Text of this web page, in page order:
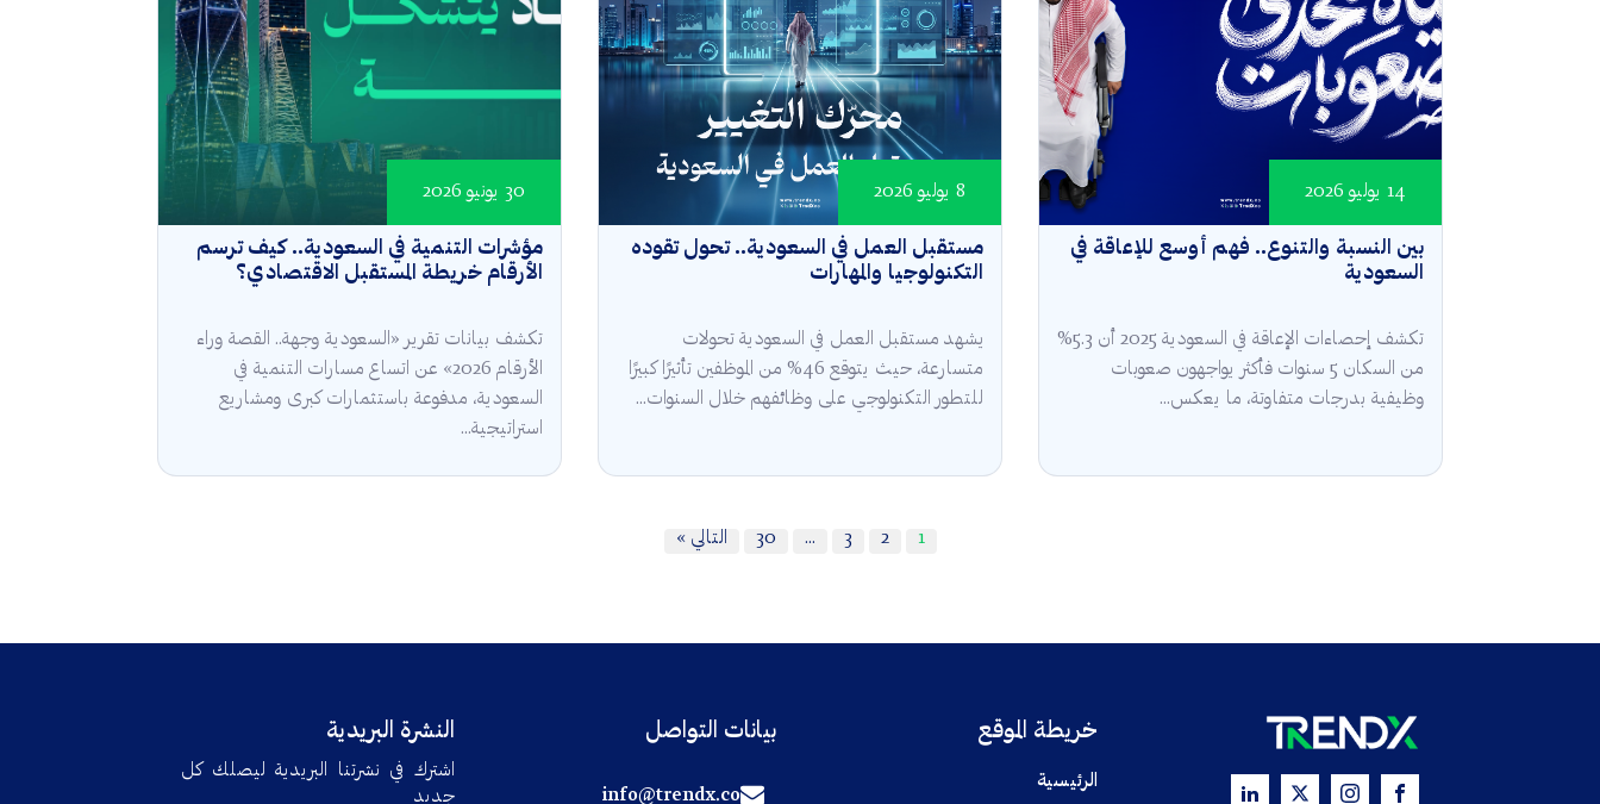
بين النسبة والتنوع.. فهم أوسع للإعاقة في
السعودية
14 يوليو 2026
تكشف إحصاءات الإعاقة في السعودية 2025 أن 5.3%
من السكان 5 سنوات فأكثر يواجهون صعوبات
وظيفية بدرجات متفاوتة، ما يعكس...
مستقبل العمل في السعودية.. تحول تقوده
التكنولوجيا والمهارات
8 يوليو 2026
يشهد مستقبل العمل في السعودية تحولات
متسارعة، حيث يتوقع 46% من الموظفين تأثيرًا كبيرًا
للتطور التكنولوجي على وظائفهم خلال السنوات...
مؤشرات التنمية في السعودية.. كيف ترسم
الأرقام خريطة المستقبل الاقتصادي؟
30 يونيو 2026
تكشف بيانات تقرير «السعودية وجهة.. القصة وراء
الأرقام 2026» عن اتساع مسارات التنمية في
السعودية، مدفوعة باستثمارات كبرى ومشاريع
استراتيجية...
1
2
3
…
30 التالي »
خريطة الموقع
الرئيسية
بيانات التواصل
info@trendx.co
النشرة البريدية
اشترك في نشرتنا البريدية ليصلك كل
جديد